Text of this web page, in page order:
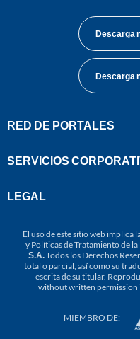
Descarga
Descarga
RED DE PORTALES
SERVICIOS
LEGAL
El uso de este sitio web implica
y Políticas de Tratamiento de
S.A.Todos los Derechos
total o parcial, así como su
escrita de su titular.
without written permission
MIEMBRO DE: